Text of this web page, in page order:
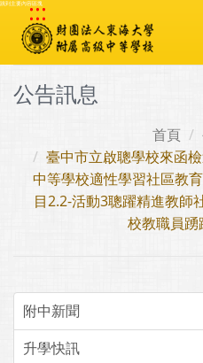
跳到主要內容區塊
:::
公告訊息
首頁
臺中市立啟聰學校來函
中等學校適性學習社區教
目2.2-活動3聰躍精進教師
校教職員踴
附中新聞
升學快訊